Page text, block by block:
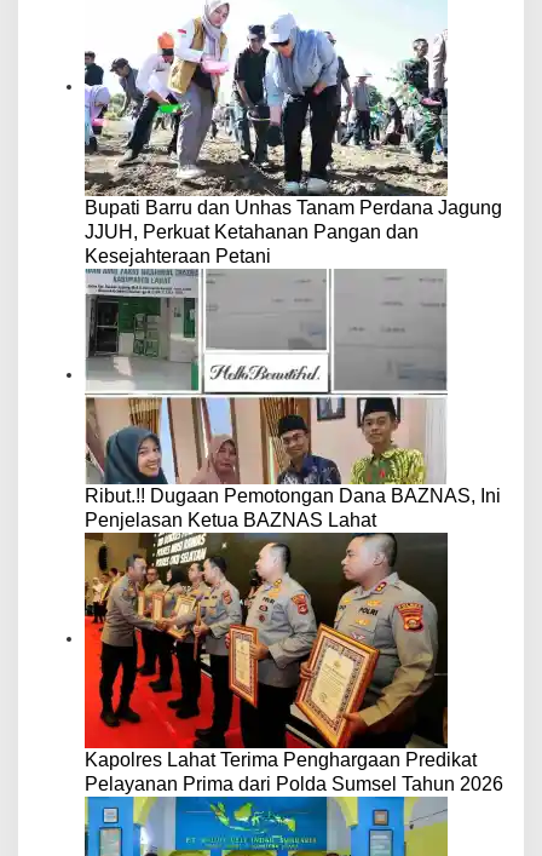
Bupati Barru dan Unhas Tanam Perdana Jagung
JJUH, Perkuat Ketahanan Pangan dan
Kesejahteraan Petani
Ribut.!! Dugaan Pemotongan Dana BAZNAS, Ini
Penjelasan Ketua BAZNAS Lahat
Kapolres Lahat Terima Penghargaan Predikat
Pelayanan Prima dari Polda Sumsel Tahun 2026